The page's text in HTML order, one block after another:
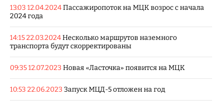
13:03 12.04.2024Пассажиропоток на МЦК возрос с начала
2024 года
14:15 22.03.2024Несколько маршрутов наземного
транспорта будут скорректированы
09:35 12.07.2023 Новая «Ласточка» появится на МЦК
10:53 22.06.2023 Запуск МЦД-5 отложен на год